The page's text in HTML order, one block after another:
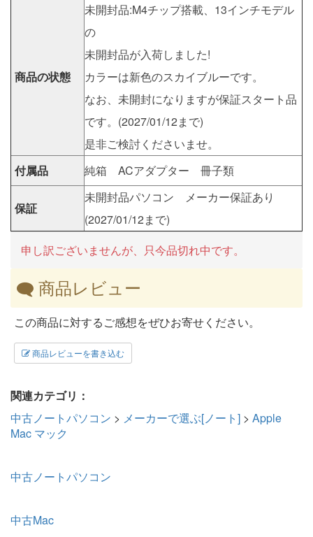
商品の状態
未開封品:M4チップ搭載、13インチモデル
の
未開封品が入荷しました!
カラーは新色のスカイブルーです。
なお、未開封になりますが保証スタート品
です。(2027/01/12まで)
是非ご検討くださいませ。
付属品
純箱 ACアダプター 冊子類
保証
未開封品パソコン メーカー保証あり
(2027/01/12まで)
申し訳ございませんが、只今品切れ中です。
商品レビュー
この商品に対するご感想をぜひお寄せください。
商品レビューを書き込む
関連カテゴリ：
中古ノートパソコン > メーカーで選ぶ[ノート] > Apple
Mac マック
中古ノートパソコン
中古Mac